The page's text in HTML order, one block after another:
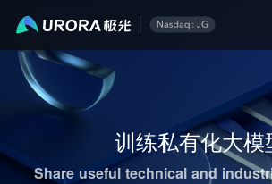
训练私有化大模
Share useful technical and